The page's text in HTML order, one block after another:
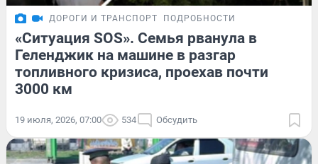
ДОРОГИ И ТРАНСПОРТ ПОДРОБНОСТИ
«Ситуация SOS». Семья рванула в
Геленджик на машине в разгар
топливного кризиса, проехав почти
3000 км
19 июля, 2026, 07:00 534 Обсудить